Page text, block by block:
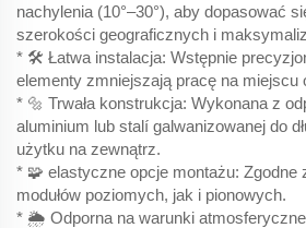
nachylenia (10°–30°), aby dopasować
szerokości geograficznych i
* 🛠️ Łatwa instalacja: Wstępnie
elementy zmniejszają pracę na miejscu
* 🔩 Trwała konstrukcja: Wykonana z
aluminium lub stalí galwanizowanej do
użytku na zewnątrz.
* 🧩 elastyczne opcje montażu: Zgodne
modułów poziomych, jak i pionowych.
* 🌦️ Odporna na warunki